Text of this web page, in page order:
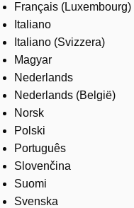
Français (Luxembourg)
Italiano
Italiano (Svizzera)
Magyar
Nederlands
Nederlands (België)
Norsk
Polski
Português
Slovenčina
Suomi
Svenska